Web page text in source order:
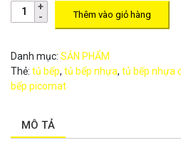
Thêm vào giỏ hàng
Danh mục: SẢN PHẨM
Thẻ: tủ bếp, tủ bếp nhựa, tủ bếp nhựa
bếp picomat
MÔ TẢ